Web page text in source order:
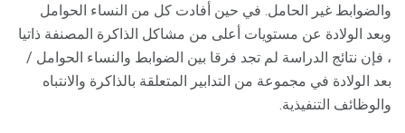
والضوابط غير الحامل. في حين أفادت كل من النساء الحوامل
وبعد الولادة عن مستويات أعلى من مشاكل الذاكرة المصنفة ذاتيا
، فإن نتائج الدراسة لم تجد فرقا بين الضوابط والنساء الحوامل /
بعد الولادة في مجموعة من التدابير المتعلقة بالذاكرة والانتباه
والوظائف التنفيذية.